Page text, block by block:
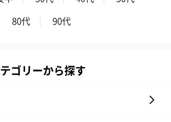
80代 90代
ゴリーから探す